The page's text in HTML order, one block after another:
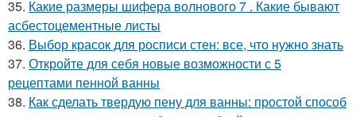
35. Какие размеры шифера волнового 7 . Какие бывают
асбестоцементные листы
36. Выбор красок для росписи стен: все, что нужно знать
37. Откройте для себя новые возможности с 5
рецептами пенной ванны
38. Как сделать твердую пену для ванны: простой способ